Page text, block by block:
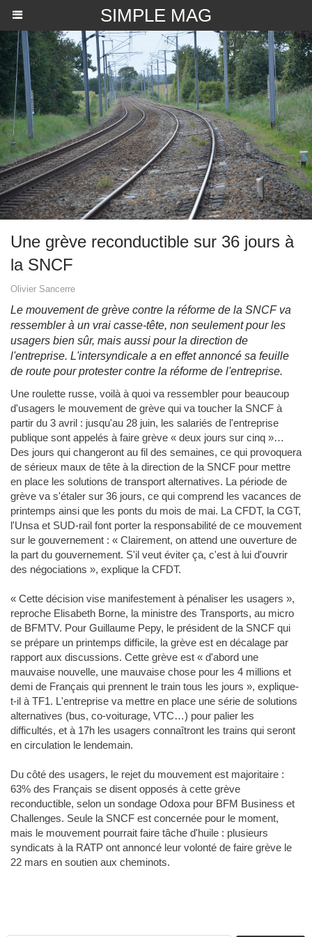
SIMPLE MAG
Une grève reconductible sur 36 jours à
la SNCF
Olivier Sancerre
Le mouvement de grève contre la réforme de la SNCF va
ressembler à un vrai casse-tête, non seulement pour les
usagers bien sûr, mais aussi pour la direction de
l'entreprise. L'intersyndicale a en effet annoncé sa feuille
de route pour protester contre la réforme de l'entreprise.
Une roulette russe, voilà à quoi va ressembler pour beaucoup
d'usagers le mouvement de grève qui va toucher la SNCF à
partir du 3 avril : jusqu'au 28 juin, les salariés de l'entreprise
publique sont appelés à faire grève « deux jours sur cinq »…
Des jours qui changeront au fil des semaines, ce qui provoquera
de sérieux maux de tête à la direction de la SNCF pour mettre
en place les solutions de transport alternatives. La période de
grève va s'étaler sur 36 jours, ce qui comprend les vacances de
printemps ainsi que les ponts du mois de mai. La CFDT, la CGT,
l'Unsa et SUD-rail font porter la responsabilité de ce mouvement
sur le gouvernement : « Clairement, on attend une ouverture de
la part du gouvernement. S'il veut éviter ça, c'est à lui d'ouvrir
des négociations », explique la CFDT.
« Cette décision vise manifestement à pénaliser les usagers »,
reproche Elisabeth Borne, la ministre des Transports, au micro
de BFMTV. Pour Guillaume Pepy, le président de la SNCF qui
se prépare un printemps difficile, la grève est en décalage par
rapport aux discussions. Cette grève est « d'abord une
mauvaise nouvelle, une mauvaise chose pour les 4 millions et
demi de Français qui prennent le train tous les jours », explique-
t-il à TF1. L'entreprise va mettre en place une série de solutions
alternatives (bus, co-voiturage, VTC…) pour palier les
difficultés, et à 17h les usagers connaîtront les trains qui seront
en circulation le lendemain.
Du côté des usagers, le rejet du mouvement est majoritaire :
63% des Français se disent opposés à cette grève
reconductible, selon un sondage Odoxa pour BFM Business et
Challenges. Seule la SNCF est concernée pour le moment,
mais le mouvement pourrait faire tâche d'huile : plusieurs
syndicats à la RATP ont annoncé leur volonté de faire grève le
22 mars en soutien aux cheminots.